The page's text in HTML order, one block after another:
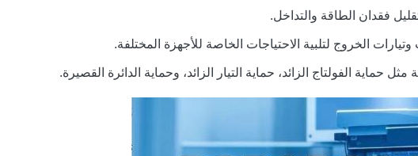
فقدان الطاقة والتداخل.
الخروج لتلبية الاحتياجات الخاصة للأجهزة المختلفة.
الفولتاج الزائد، حماية التيار الزائد، وحماية الدائرة القصيرة.